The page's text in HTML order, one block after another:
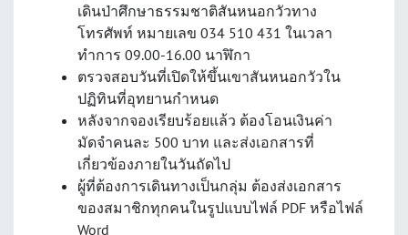
เดินป่าศึกษาธรรมชาติสันหนอกวัวทาง
โทรศัพท์ หมายเลข 034 510 431 ในเวลา
ทำการ 09.00-16.00 นาฬิกา
ตรวจสอบวันที่เปิดให้ขึ้นเขาสันหนอกวัวใน
ปฏิทินที่อุทยานกำหนด
หลังจากจองเรียบร้อยแล้ว ต้องโอนเงินค่า
มัดจำคนละ 500 บาท และส่งเอกสารที่
เกี่ยวข้องภายในวันถัดไป
ผู้ที่ต้องการเดินทางเป็นกลุ่ม ต้องส่งเอกสาร
ของสมาชิกทุกคนในรูปแบบไฟล์ PDF หรือไฟล์
Word